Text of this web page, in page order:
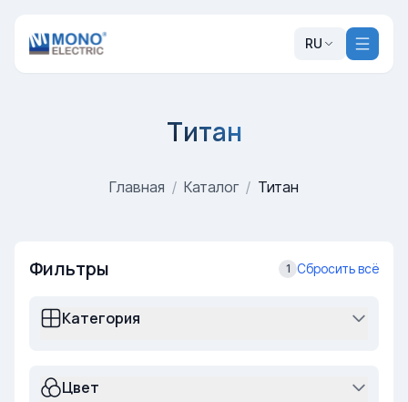
RU
Титан
Главная / Каталог / Титан
Фильтры 1 Сбросить всё
Категория
Цвет